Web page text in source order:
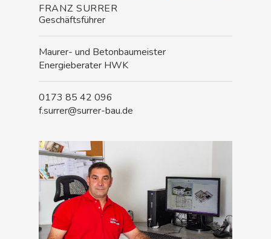
FRANZ SURRER
Geschäftsführer
Maurer- und Betonbaumeister
Energieberater HWK
0173 85 42 096
f.surrer@surrer-bau.de